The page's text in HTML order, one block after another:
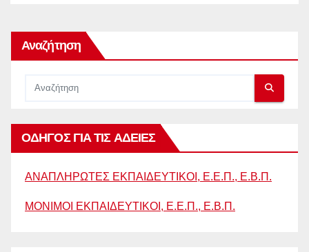
Αναζήτηση
ΟΔΗΓΟΣ ΓΙΑ ΤΙΣ ΑΔΕΙΕΣ
ΑΝΑΠΛΗΡΩΤΕΣ ΕΚΠΑΙΔΕΥΤΙΚΟΙ, Ε.Ε.Π., Ε.Β.Π.
ΜΟΝΙΜΟΙ ΕΚΠΑΙΔΕΥΤΙΚΟΙ, Ε.Ε.Π., Ε.Β.Π.